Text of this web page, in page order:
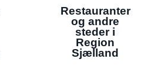
Restauranter
og andre
steder i
Region
Sjælland